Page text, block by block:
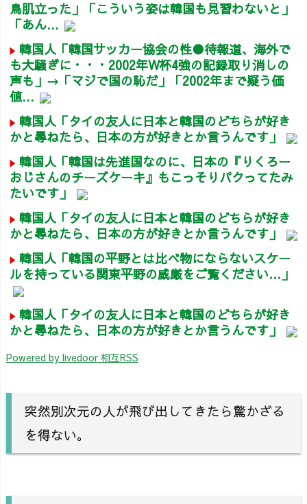
鳥肌立った」「こういう姿は韓国も見習わないと」
「あん...
韓国人「韓国サッカー協会の性●待報道、海外で
も大騒ぎに・・・2002年W杯4強の記録取り消しの
声も」→「マジで国の恥だ」「2002年まで疑う価
値...
韓国人「タイの友人に日本と韓国のどちらが好き
かと尋ねたら、日本の方が好きとか言うんです」
韓国人「韓国は先進国なのに、日本の『りくろー
おじさんのチーズケーキ』もこっそりパクってたみ
たいです」
韓国人「タイの友人に日本と韓国のどちらが好き
かと尋ねたら、日本の方が好きとか言うんです」
韓国人「韓国の平野とは比べ物にならないスケー
ルを持っている関東平野の威厳をご覧ください…」
韓国人「タイの友人に日本と韓国のどちらが好き
かと尋ねたら、日本の方が好きとか言うんです」
Powered by livedoor 相互RSS
突然別次元の人が飛び出してきたら驚かざる
を得ない。